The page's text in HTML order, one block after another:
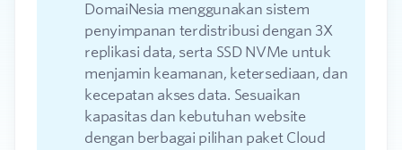
DomaiNesia menggunakan sistem
penyimpanan terdistribusi dengan 3X
replikasi data, serta SSD NVMe untuk
menjamin keamanan, ketersediaan, dan
kecepatan akses data. Sesuaikan
kapasitas dan kebutuhan website
dengan berbagai pilihan paket Cloud